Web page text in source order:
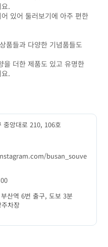
.
있어 둘러보기에 아주 편한
품들과 다양한 기념품들도
을 더한 제품도 있고 유명한
.
중앙대로 210, 106호
busan_souve
산역 6번 출구, 도보 3분
차장